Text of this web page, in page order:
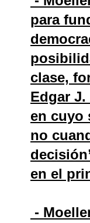
para
clase,
Edgar
en cuyo
no
en el
-